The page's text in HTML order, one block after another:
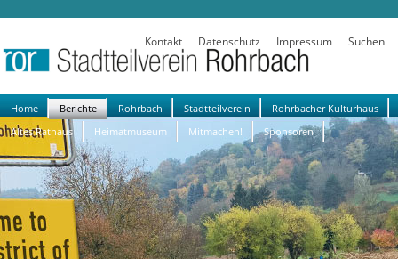
Kontakt Datenschutz Impressum Suchen
Navigation
überspringen
Home Berichte Rohrbach Stadtteilverein
Rohrbacher Kulturhaus
Altes Rathaus
Heimatmuseum Mitmachen! Sponsoren